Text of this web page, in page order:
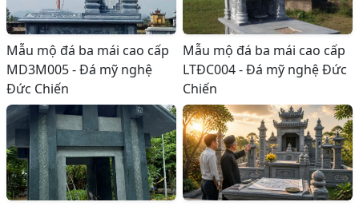
Mẫu mộ đá ba mái cao cấp
MD3M005 - Đá mỹ nghệ
Đức Chiến
Mẫu mộ đá ba mái cao cấp
LTĐC004 - Đá mỹ nghệ Đức
Chiến